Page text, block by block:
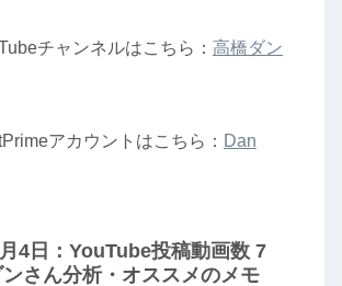
チャンネルはこちら： 高橋ダン
アカウントはこちら： Dan
月4日：YouTube投稿動画数 7
さん分析・オススメのメモ